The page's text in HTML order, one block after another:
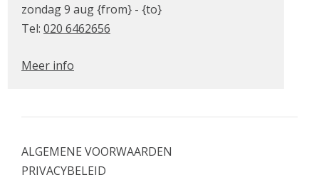
zondag 9 aug {from} - {to}
Tel: 020 6462656
Meer info
ALGEMENE VOORWAARDEN
PRIVACYBELEID